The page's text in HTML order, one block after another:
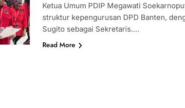
Ketua Umum PDIP Megawati
struktur kepengurusan DPD Banten,
Sugito sebagai Sekretaris….
Read More